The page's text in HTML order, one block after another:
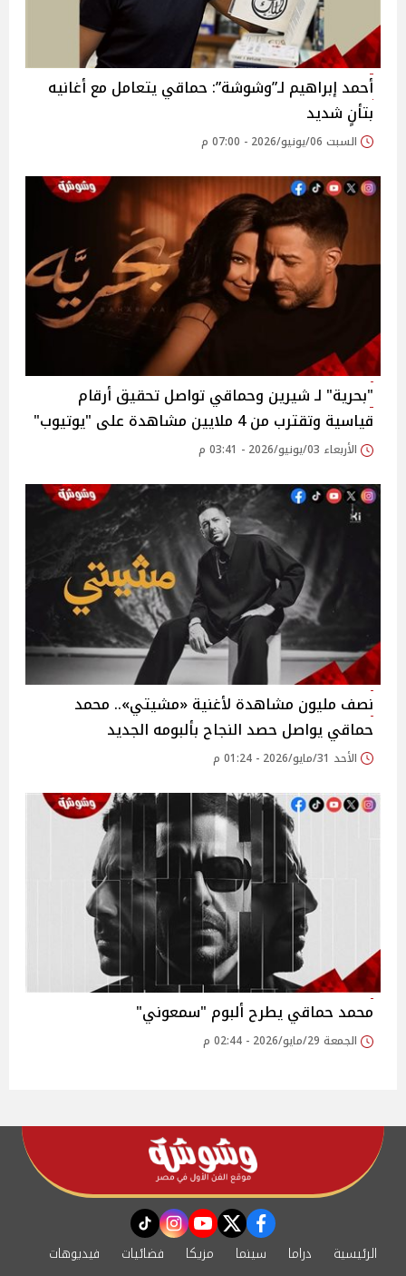
أحمد إبراهيم لـ”وشوشة”: حماقي يتعامل مع أغانيه
بتأنٍ شديد
السبت 06/يونيو/2026 - 07:00 م
"بحرية" لـ شيرين وحماقي تواصل تحقيق أرقام
قياسية وتقترب من 4 ملايين مشاهدة على "يوتيوب"
الأربعاء 03/يونيو/2026 - 03:41 م
نصف مليون مشاهدة لأغنية «مشيتي».. محمد
حماقي يواصل حصد النجاح بألبومه الجديد
الأحد 31/مايو/2026 - 01:24 م
محمد حماقي يطرح ألبوم "سمعوني"
الجمعة 29/مايو/2026 - 02:44 م
facebook
twitter
youtube
instagram
tiktok
الرئيسية دراما سينما مزيكا فضائيات
فيديوهات